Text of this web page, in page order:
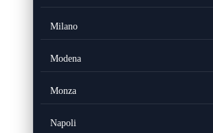
Milano
Modena
Monza
Napoli